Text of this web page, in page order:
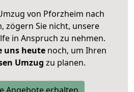
von Pforzheim nach
zögern Sie nicht, unsere
in Anspruch zu nehmen.
uns heutenoch, um Ihren
Umzug zu planen.